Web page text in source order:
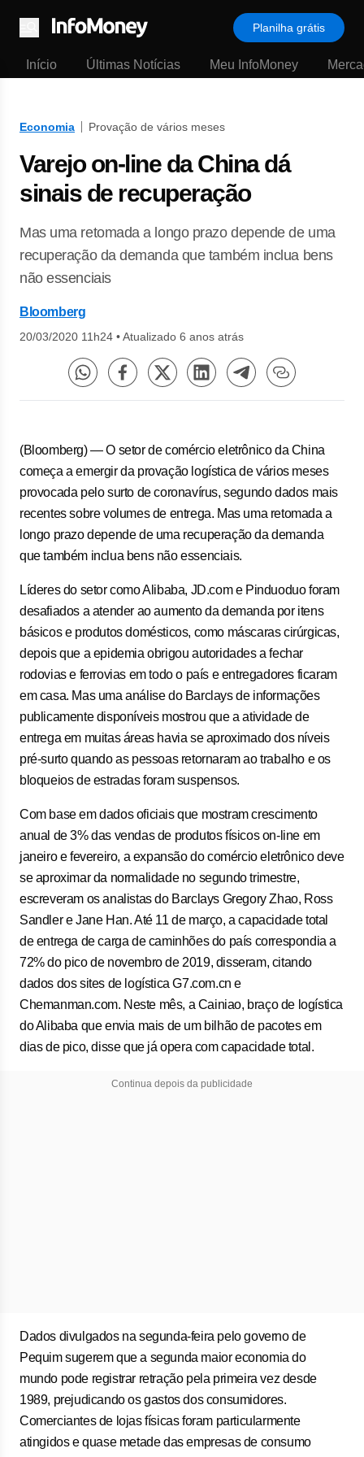
Menu
Planilha grátis
Início Últimas Notícias Meu InfoMoney
Economia Provação de vários meses
Varejo on-line da China dá
sinais de recuperação
Mas uma retomada a longo prazo depende de uma
recuperação da demanda que também inclua bens
não essenciais
Bloomberg
20/03/2020 11h24 •Atualizado 6 anos atrás
(Bloomberg) — O setor de comércio eletrônico da China
começa a emergir da provação logística de vários meses
provocada pelo surto de coronavírus, segundo dados mais
recentes sobre volumes de entrega. Mas uma retomada a
longo prazo depende de uma recuperação da demanda
que também inclua bens não essenciais.
Líderes do setor como Alibaba, JD.com e Pinduoduo foram
desafiados a atender ao aumento da demanda por itens
básicos e produtos domésticos, como máscaras cirúrgicas,
depois que a epidemia obrigou autoridades a fechar
rodovias e ferrovias em todo o país e entregadores ficaram
em casa. Mas uma análise do Barclays de informações
publicamente disponíveis mostrou que a atividade de
entrega em muitas áreas havia se aproximado dos níveis
pré-surto quando as pessoas retornaram ao trabalho e os
bloqueios de estradas foram suspensos.
Com base em dados oficiais que mostram crescimento
anual de 3% das vendas de produtos físicos on-line em
janeiro e fevereiro, a expansão do comércio eletrônico deve
se aproximar da normalidade no segundo trimestre,
escreveram os analistas do Barclays Gregory Zhao, Ross
Sandler e Jane Han. Até 11 de março, a capacidade total
de entrega de carga de caminhões do país correspondia a
72% do pico de novembro de 2019, disseram, citando
dados dos sites de logística G7.com.cn e
Chemanman.com. Neste mês, a Cainiao, braço de logística
do Alibaba que envia mais de um bilhão de pacotes em
dias de pico, disse que já opera com capacidade total.
Continua depois da publicidade
Dados divulgados na segunda-feira pelo governo de
Pequim sugerem que a segunda maior economia do
mundo pode registrar retração pela primeira vez desde
1989, prejudicando os gastos dos consumidores.
Comerciantes de lojas físicas foram particularmente
atingidos e quase metade das empresas de consumo